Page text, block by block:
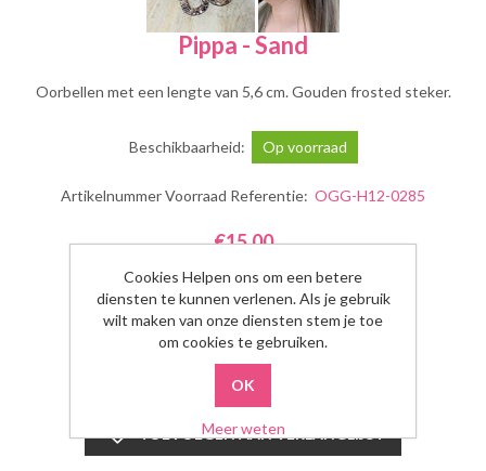
Pippa - Sand
Oorbellen met een lengte van 5,6 cm. Gouden frosted steker.
Beschikbaarheid: Op voorraad
Artikelnummer Voorraad Referentie: OGG-H12-0285
€15,00
Aantal:
Cookies Helpen ons om een betere
diensten te kunnen verlenen. Als je gebruik
wilt maken van onze diensten stem je toe
om cookies te gebruiken.
Meer weten